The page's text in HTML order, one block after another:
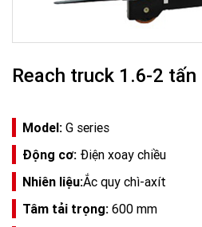
Reach truck 1.6-2 tấn
Model: G series
Động cơ: Điện xoay chiều
Nhiên liệu:Ắc quy chì-axít
Tâm tải trọng: 600 mm